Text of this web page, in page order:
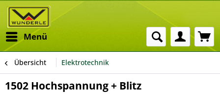
Menü
Übersicht Elektrotechnik
1502 Hochspannung + Blitz